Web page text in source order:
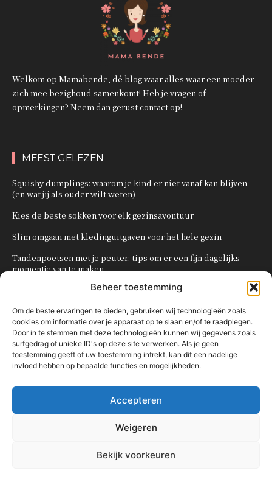
Beheer toestemming
Om de beste ervaringen te bieden, gebruiken wij technologieën zoals
cookies om informatie over je apparaat op te slaan en/of te raadplegen.
Door in te stemmen met deze technologieën kunnen wij gegevens zoals
surfgedrag of unieke ID's op deze site verwerken. Als je geen
toestemming geeft of uw toestemming intrekt, kan dit een nadelige
invloed hebben op bepaalde functies en mogelijkheden.
Accepteren
Weigeren
Bekijk voorkeuren
Welkom op Mamabende, dé blog waar alles waar een moeder
zich mee bezighoud samenkomt! Heb je vragen of
opmerkingen? Neem dan gerust contact op!
MEEST GELEZEN
Squishy dumplings: waarom je kind er niet vanaf kan blijven
(en wat jij als ouder wilt weten)
Kies de beste sokken voor elk gezinsavontuur
Slim omgaan met kledinguitgaven voor het hele gezin
Tandenpoetsen met je peuter: tips om er een fijn dagelijks
momentje van te maken
Zo organiseer je een onvergetelijk kinderfeestje
POPULAIRE CATEGORIEËN
OVERIG
KNUTSELEN MET KINDEREN
TRAKTATIES
80